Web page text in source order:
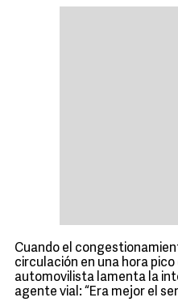
Cuando el
circulación en una hora pico
automovilista lamenta la
agente vial: “Era mejor el